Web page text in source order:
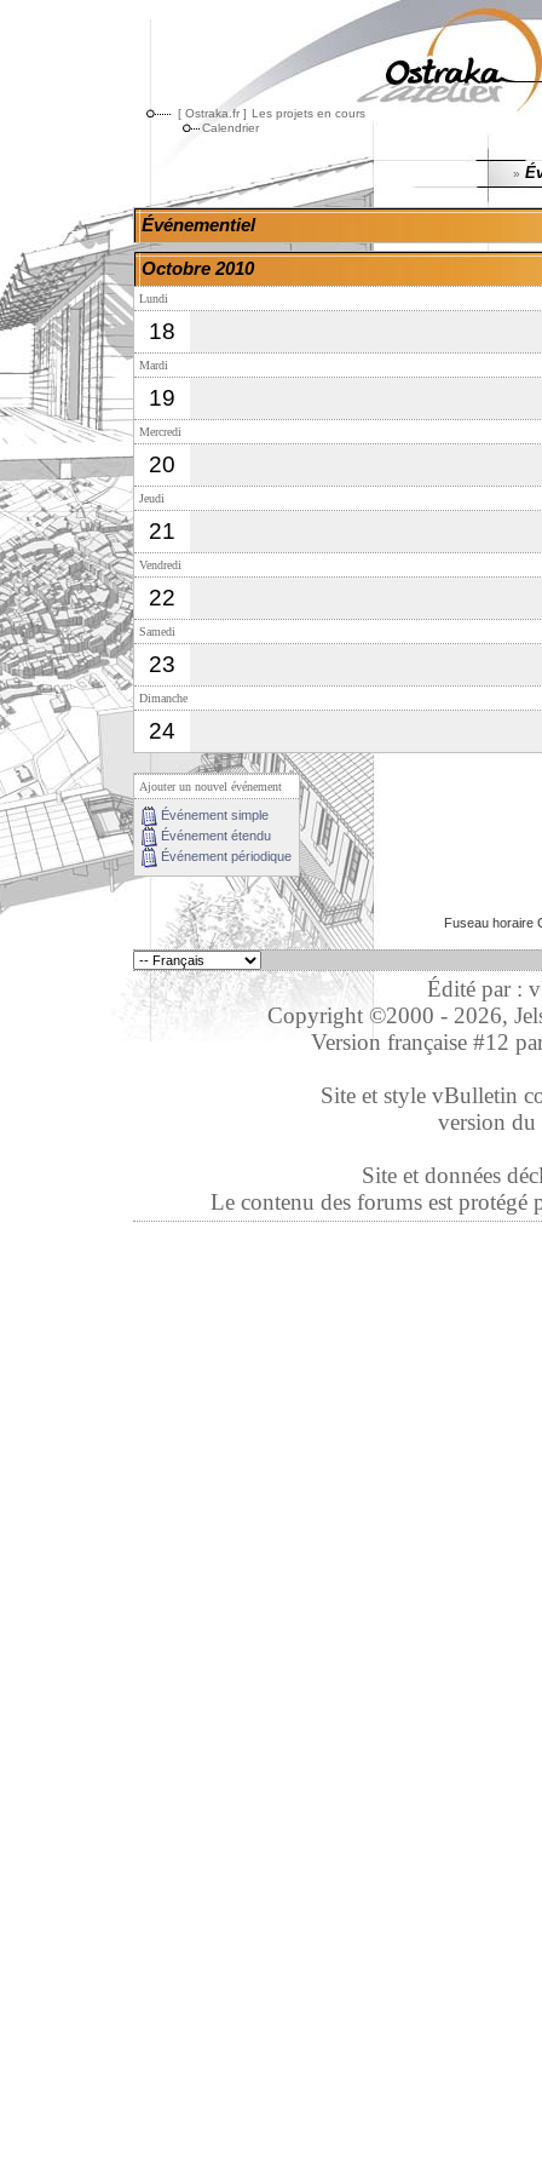
[ Ostraka.fr ] Les projets en cours
Calendrier
»
Événementiel
Octobre 2010
Lundi
18
Mardi
19
Mercredi
20
Jeudi
21
Vendredi
22
Samedi
23
Dimanche
24
Ajouter un nouvel événement
Événement simple
Événement étendu
Événement périodique
Fuseau horaire
Édité par :
Copyright ©2000 - 2026,
Version française #12
Site et style vBulletin
version
Site et données
Le contenu des forums est protégé